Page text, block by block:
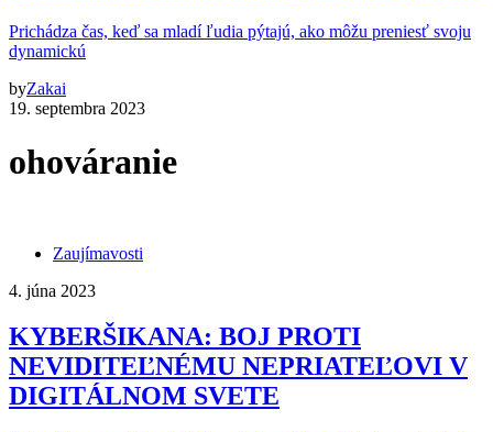
Prichádza čas, keď sa mladí ľudia pýtajú, ako môžu preniesť svoju
dynamickú
byZakai
19. septembra 2023
ohováranie
Zaujímavosti
4. júna 2023
KYBERŠIKANA: BOJ PROTI
NEVIDITEĽNÉMU NEPRIATEĽOVI V
DIGITÁLNOM SVETE